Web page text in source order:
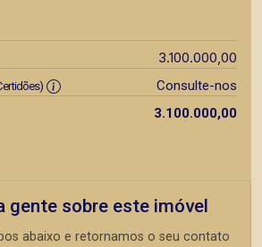
3.100.000,00
Consulte-nos
3.100.000,00
gente sobre este imóvel
abaixo e retornamos o seu contato